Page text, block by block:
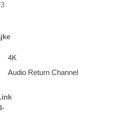
3
4K
Audio Return Channel